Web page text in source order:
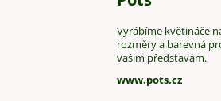
Vyrábíme květináče
rozměry a barevná
vašim představám.
www.pots.cz